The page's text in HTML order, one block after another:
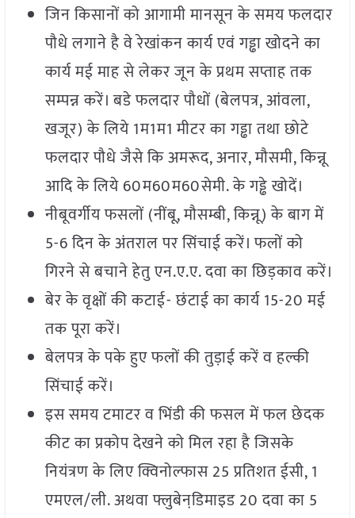
जिन किसानों को आगामी मानसून के समय फलदार
पौधे लगाने है वे रेखांकन कार्य एवं गड्ढा खोदने का
कार्य मई माह से लेकर जून के प्रथम सप्ताह तक
सम्पन्न करें। बडे फलदार पौधों (बेलपत्र, आंवला,
खजूर) के लिये 1म1म1 मीटर का गड्ढा तथा छोटे
फलदार पौधे जैसे कि अमरूद, अनार, मौसमी, किन्नू
आदि के लिये 60म60म60सेमी. के गड्ढे खोदें।
नीबूवर्गीय फसलों (नींबू, मौसम्बी, किन्नू) के बाग में
5-6 दिन के अंतराल पर सिंचाई करें। फलों को
गिरने से बचाने हेतु एन.ए.ए. दवा का छिड़काव करें।
बेर के वृक्षों की कटाई- छंटाई का कार्य 15-20 मई
तक पूरा करें।
बेलपत्र के पके हुए फलों की तुड़ाई करें व हल्की
सिंचाई करें।
इस समय टमाटर व भिंडी की फसल में फल छेदक
कीट का प्रकोप देखने को मिल रहा है जिसके
नियंत्रण के लिए क्विनोल्फास 25 प्रतिशत ईसी, 1
एमएल/ली. अथवा फ्लुबेनडि़माइड 20 दवा का 5